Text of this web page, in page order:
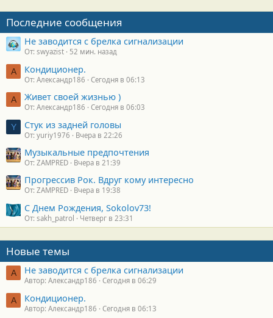
Последние сообщения
Не заводится с брелка сигнализации
От: swyazist 52 мин. назад
А Кондиционер.
От: Александр186 Сегодня в 06:13
А Живет своей жизнью )
От: Александр186 Сегодня в 06:03
Y Стук из задней головы
От: yuriy1976 Вчера в 22:26
Музыкальные предпочтения
От: ZAMPRED Вчера в 21:39
Прогрессив Рок. Вдруг кому интересно
От: ZAMPRED Вчера в 19:38
С Днем Рождения, Sokolov73!
От: sakh_patrol Четверг в 23:31
Новые темы
А Не заводится с брелка сигнализации
Автор: Александр186 Сегодня в 06:29
А Кондиционер.
Автор: Александр186 Сегодня в 06:13